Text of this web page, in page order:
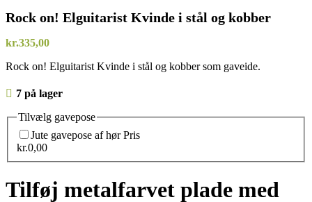
pris
pris
Rock on! Elguitarist Kvinde i stål og kobber
kr.335,00
Rock on! Elguitarist Kvinde i stål og kobber som gaveide.
7 på lager
Tilvælg gavepose
Jute gavepose af hørPris
kr.0,00
Tilføj metalfarvet plade med